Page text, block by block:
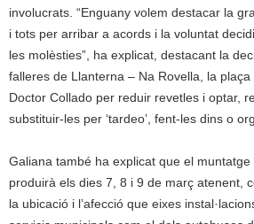
involucrats. “Enguany volem destacar la
i tots per arribar a acords i la voluntat
les molèsties”, ha explicat, destacant la
falleres de Llanterna – Na Rovella, la
Doctor Collado per reduir revetles i optar,
substituir-les per ‘tardeo’, fent-les dins o
Galiana també ha explicat que el
produirà els dies 7, 8 i 9 de març atenent,
la ubicació i l’afecció que eixes